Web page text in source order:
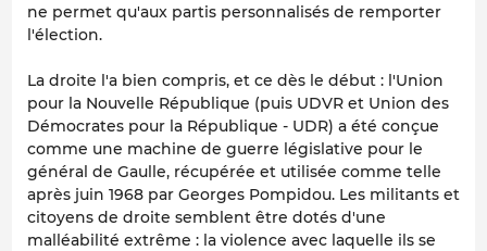
ne permet qu'aux partis personnalisés de remporter
l'élection.
La droite l'a bien compris, et ce dès le début : l'Union
pour la Nouvelle République (puis UDVR et Union des
Démocrates pour la République - UDR) a été conçue
comme une machine de guerre législative pour le
général de Gaulle, récupérée et utilisée comme telle
après juin 1968 par Georges Pompidou. Les militants et
citoyens de droite semblent être dotés d'une
malléabilité extrême : la violence avec laquelle ils se